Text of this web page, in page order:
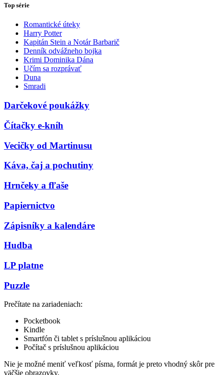
Top série
Romantické úteky
Harry Potter
Kapitán Stein a Notár Barbarič
Denník odvážneho bojka
Krimi Dominika Dána
Učím sa rozprávať
Duna
Smradi
Darčekové poukážky
Čítačky e-kníh
Vecičky od Martinusu
Káva, čaj a pochutiny
Hrnčeky a fľaše
Papiernictvo
Zápisníky a kalendáre
Hudba
LP platne
Puzzle
Prečítate na zariadeniach:
Pocketbook
Kindle
Smartfón či tablet s príslušnou aplikáciou
Počítač s príslušnou aplikáciou
Nie je možné meniť veľkosť písma, formát je preto vhodný skôr pre
väčšie obrazovky.